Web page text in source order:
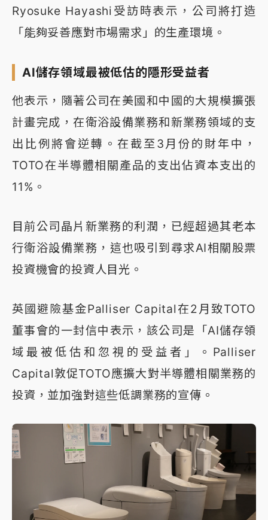
Ryosuke Hayashi受訪時表示，公司將打造
「能夠妥善應對市場需求」的生產環境。
AI儲存領域最被低估的隱形受益者
他表示，隨著公司在美國和中國的大規模擴張
計畫完成，在衛浴設備業務和新業務領域的支
出比例將會逆轉。在截至3月份的財年中，
TOTO在半導體相關產品的支出佔資本支出的
11%。
目前公司晶片新業務的利潤，已經超過其老本
行衛浴設備業務，這也吸引到尋求AI相關股票
投資機會的投資人目光。
英國避險基金Palliser Capital在2月致TOTO
董事會的一封信中表示，該公司是「AI儲存領
域最被低估和忽視的受益者」。Palliser
Capital敦促TOTO應擴大對半導體相關業務的
投資，並加強對這些低調業務的宣傳。